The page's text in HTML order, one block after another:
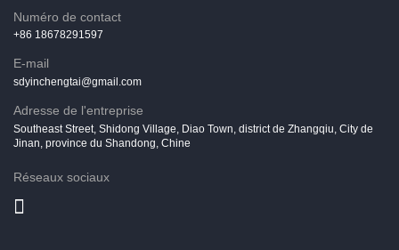
Numéro de contact
+86 18678291597
E-mail
sdyinchengtai@gmail.com
Adresse de l'entreprise
Southeast Street, Shidong Village, Diao Town, district de Zhangqiu, City de
Jinan, province du Shandong, Chine
Réseaux sociaux